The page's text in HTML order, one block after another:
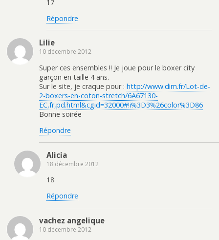
17
Répondre
Lilie
10 décembre 2012
Super ces ensembles !! Je joue pour le boxer city
garçon en taille 4 ans.
Sur le site, je craque pour : http://www.dim.fr/Lot-de-
2-boxers-en-coton-stretch/6A67130-
EC,fr,pd.html&cgid=32000#!i%3D3%26color%3D86
Bonne soirée
Répondre
Alicia
18 décembre 2012
18
Répondre
vachez angelique
10 décembre 2012